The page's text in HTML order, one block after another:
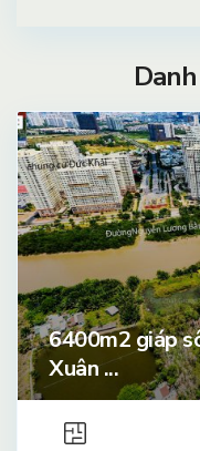
6400m2 giáp
Xuân ...